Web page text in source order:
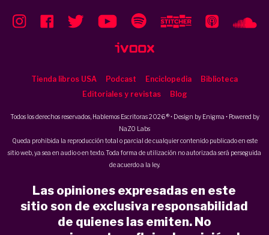
Tienda libros USA Podcast Enciclopedia
Biblioteca
Editoriales y revistas
Blog
Todos los derechos reservados, Hablemos Escritoras 2026 ® • Design by Enigma • Powered by
NaZO Labs
Queda prohibida la reproducción total o parcial de cualquier contenido publicado en este
sitio web, ya sea en audio o en texto. Toda forma de utilización no autorizada será perseguida
de acuerdo a la ley.
Las opiniones expresadas en este
sitio son de exclusiva responsabilidad
de quienes las emiten. No